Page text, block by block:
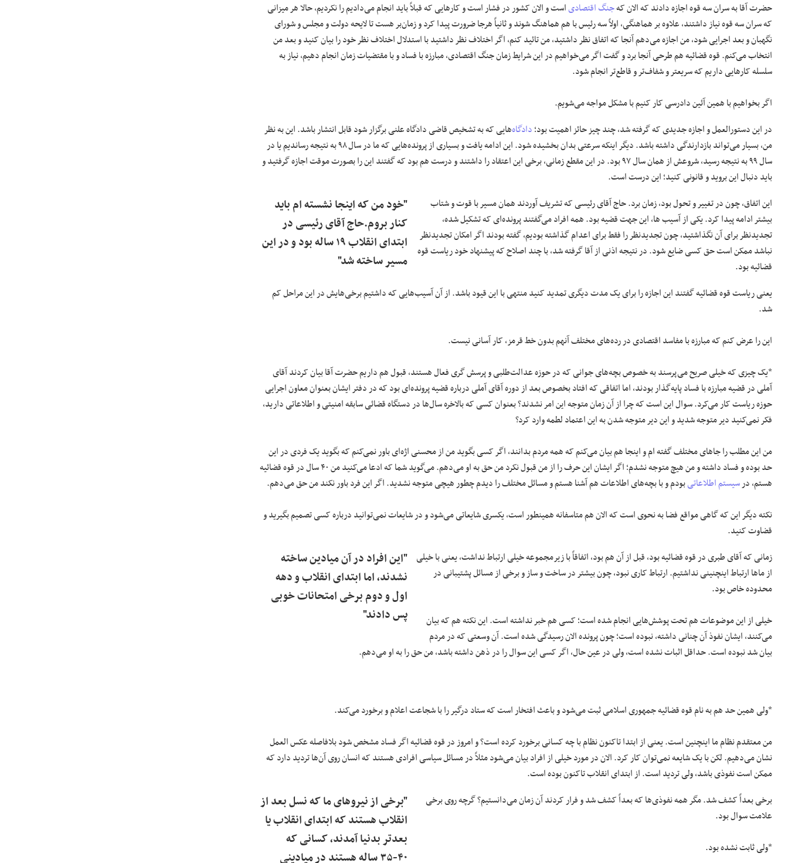
حضرت آقا به سران سه قوه اجازه دادند که الان کهجنگ اقتصادیاست و الان کشور در فشار است و کار‌هایی که قبلاً باید انجام می‌دادیم را نکردیم، حالا هر میزانی
که سران سه قوه نیاز داشتند، علاوه بر هماهنگی، اولاً سه رئیس با هم هماهنگ شوند و ثانیاً هرجا ضرورت پیدا کرد و زمان‌بر هست تا لایحه دولت و مجلس و شورای
نگهبان و بعد اجرایی شود، من اجازه می‌دهم آنجا که اتفاق نظر داشتید، من تائید کنم، اگر اختلاف نظر داشتید با استدلال اختلاف نظر خود را بیان کنید و بعد من
انتخاب می‌کنم. قوه قضائیه هم طرحی آنجا برد و گفت اگر می‌خواهیم در این شرایط زمان جنگ اقتصادی، مبارزه با فساد و با مقتضیات زمان انجام دهیم، نیاز به
سلسله کار‌هایی داریم که سریعتر و شفاف‌تر و قاطع‌تر انجام شود.
اگر بخواهیم با همین آئین دادرسی کار کنیم با مشکل مواجه می‌شویم.
در این دستورالعمل و اجازه جدیدی که گرفته شد، چند چیز حائز اهمیت بود؛دادگاه‌هایی که به تشخیص قاضی دادگاه علنی برگزار شود قابل انتشار باشد. این به نظر
من، بسیار می‌تواند بازدارندگی داشته باشد. دیگر اینکه سرعتی بدان بخشیده شود. این ادامه یافت و بسیاری از پرونده‌هایی که ما در سال ۹۸ به نتیجه رساندیم یا در
سال ۹۹ به نتیجه رسید، شروعش از همان سال ۹۷ بود. در این مقطع زمانی، برخی این اعتقاد را داشتند و درست هم بود که گفتند این را بصورت موقت اجازه گرفتید و
باید دنبال این بروید و قانونی کنید؛ این درست است.
"خود من که اینجا نشسته ام باید
کنار بروم.حاج آقای رئیسی در
ابتدای انقلاب ۱۹ ساله بود و در این
مسیر ساخته شد"
این اتفاق، چون در تغییر و تحول بود، زمان برد. حاج آقای رئیسی که تشریف آوردند همان مسیر با قوت و شتاب
بیشتر ادامه پیدا کرد. یکی از آسیب ها، این جهت قضیه بود. همه افراد می‌گفتند پرونده‌ای که تشکیل شده،
تجدیدنظر برای آن نگذاشتید، چون تجدیدنظر را فقط برای اعدام گذاشته بودیم، گفته بودند اگر امکان تجدیدنظر
نباشد ممکن است حق کسی ضایع شود. در نتیجه اذنی از آقا گرفته شد، با چند اصلاح که پیشنهاد خود ریاست قوه
قضائیه بود.
یعنی ریاست قوه قضائیه گفتند این اجازه را برای یک مدت دیگری تمدید کنید منتهی با این قیود باشد. از آن آسیب‌هایی که داشتیم برخی‌هایش در این مراحل کم
شد.
این را عرض کنم که مبارزه با مفاسد اقتصادی در رده‌های مختلف آنهم بدون خط قرمز، کار آسانی نیست.
*یک چیزی که خیلی صریح می‌پرسند به خصوص بچه‌های جوانی که در حوزه عدالت‌طلبی و پرسش گری فعال هستند، قبول هم داریم حضرت آقا بیان کردند آقای
آملی در قضیه مبارزه با فساد پایه‌گذار بودند، اما اتفاقی که افتاد بخصوص بعد از دوره آقای آملی درباره قضیه پرونده‌ای بود که در دفتر ایشان بعنوان معاون اجرایی
حوزه ریاست کار می‌کرد. سوال این است که چرا از آن زمان متوجه این امر نشدند؟ بعنوان کسی که بالاخره سال‌ها در دستگاه قضائی سابقه امنیتی و اطلاعاتی دارید،
فکر نمی‌کنید دیر متوجه شدید و این دیر متوجه شدن به این اعتماد لطمه وارد کرد؟
من این مطلب را جا‌های مختلف گفته ام و اینجا هم بیان می‌کنم که همه مردم بدانند، اگر کسی بگوید من از محسنی اژه‌ای باور نمی‌کنم که بگوید یک فردی در این
حد بوده و فساد داشته و من هیچ متوجه نشدم؛ اگر ایشان این حرف را از من قبول نکرد من حق به او می‌دهم. می‌گوید شما که ادعا می‌کنید من ۴۰ سال در قوه قضائیه
هستم، درسیستم اطلاعاتیبودم و با بچه‌های اطلاعات هم آشنا هستم و مسائل مختلف را دیدم چطور هیچی متوجه نشدید. اگر این فرد باور نکند من حق می‌دهم.
نکته دیگر این که گاهی مواقع فضا به نحوی است که الان هم متاسفانه همینطور است، یکسری شایعاتی می‌شود و در شایعات نمی‌توانید درباره کسی تصمیم بگیرید و
قضاوت کنید.
"این افراد در آن میادین ساخته
نشدند، اما ابتدای انقلاب و دهه
اول و دوم برخی امتحانات خوبی
پس دادند"
زمانی که آقای طبری در قوه قضائیه بود، قبل از آن هم بود، اتفاقاً با زیرمجموعه خیلی ارتباط نداشت، یعنی با خیلی
از ما‌ها ارتباط اینچنینی نداشتیم. ارتباط کاری نبود، چون بیشتر در ساخت و ساز و برخی از مسائل پشتیبانی در
محدوده خاص بود.
خیلی از این موضوعات هم تحت پوشش‌هایی انجام شده است؛ کسی هم خبر نداشته است. این نکته هم که بیان
می‌کنند، ایشان نفوذ آن چنانی داشته، نبوده است؛ چون پرونده الان رسیدگی شده است. آن وسعتی که در مردم
بیان شد نبوده است. حداقل اثبات نشده است، ولی در عین حال، اگر کسی این سوال را در ذهن داشته باشد، من حق را به او می‌دهم.
*ولی همین حد هم به نام قوه قضائیه جمهوری اسلامی ثبت می‌شود و باعث افتخار است که ستاد درگیر را با شجاعت اعلام و برخورد می‌کند.
من معتقدم نظام ما اینچنین است. یعنی از ابتدا تاکنون نظام با چه کسانی برخورد کرده است؟ و امروز در قوه قضائیه اگر فساد مشخص شود بلافاصله عکس العمل
نشان می‌دهیم. لکن با یک شایعه نمی‌توان کار کرد. الان در مورد خیلی از افراد بیان می‌شود مثلاً در مسائل سیاسی افرادی هستند که انسان روی آن‌ها تردید دارد که
ممکن است نفوذی باشد، ولی تردید است. از ابتدای انقلاب تاکنون بوده است.
"برخی از نیرو‌های ما که نسل بعد از
انقلاب هستند که ابتدای انقلاب یا
بعدتر بدنیا آمدند، کسانی که
۴۰-۳۵ ساله هستند در میادینی
برخی بعداً کشف شد. مگر همه نفوذی‌ها که بعداً کشف شد و فرار کردند آن زمان می‌دانستیم؟ گرچه روی برخی
علامت سوال بود.
*ولی ثابت نشده بود.